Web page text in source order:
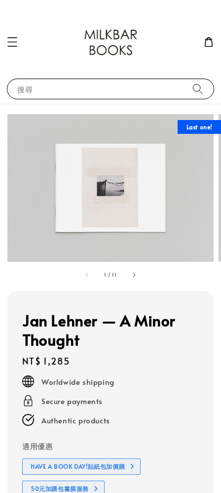
搜尋
1 / 11
Last one!
Jan Lehner — A Minor
Thought
Regular
price
NT$ 1,285
Worldwide shipping
Secure payments
Authentic products
適用優惠
HAVE A BOOK DAY!貼紙包加價購
50元加購包書膜服務